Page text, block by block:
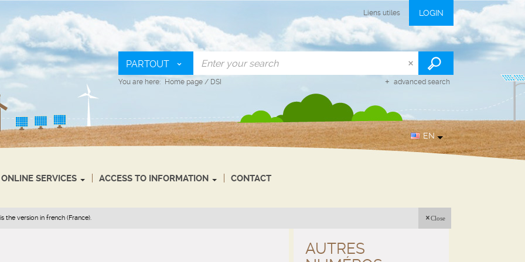
Liens utiles LOGIN
PARTOUT
advanced search
You are here: Home page / DSI
EN
ONLINE SERVICES ACCESS TO INFORMATION CONTACT
the version in french (France). Close
AUTRES